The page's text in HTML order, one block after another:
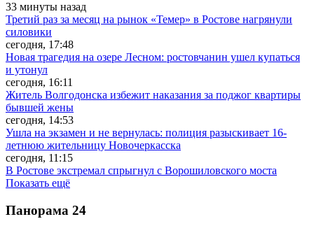
33 минуты назад
Третий раз за месяц на рынок «Темер» в Ростове нагрянули
силовики
сегодня, 17:48
Новая трагедия на озере Лесном: ростовчанин ушел купаться
и утонул
сегодня, 16:11
Житель Волгодонска избежит наказания за поджог квартиры
бывшей жены
сегодня, 14:53
Ушла на экзамен и не вернулась: полиция разыскивает 16-
летнюю жительницу Новочеркасска
сегодня, 11:15
В Ростове экстремал спрыгнул с Ворошиловского моста
Показать ещё
Панорама 24